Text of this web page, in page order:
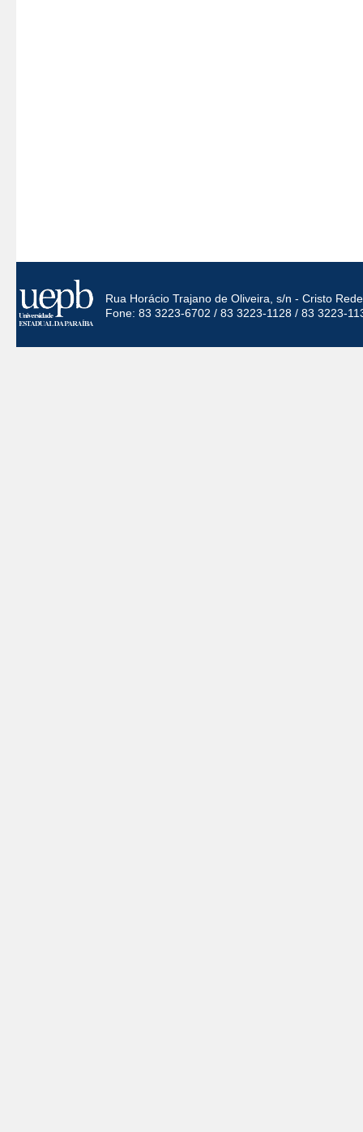
Rua Horácio Trajano de Oliveira, s/n - Cristo
Fone: 83 3223-6702 / 83 3223-1128 / 83 3223-